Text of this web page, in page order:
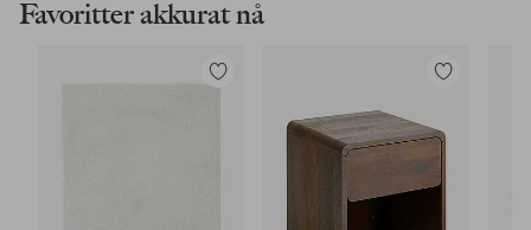
Favoritter akkurat nå
Legg
Legg
favoritter